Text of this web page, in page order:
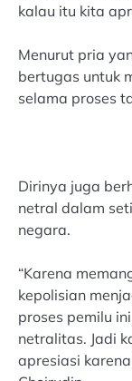
kalau itu kita
Menurut pria
bertugas untuk
selama proses
Dirinya juga
netral dalam
negara.
“Karena
kepolisian
proses pemilu
netralitas. Jadi
apresiasi